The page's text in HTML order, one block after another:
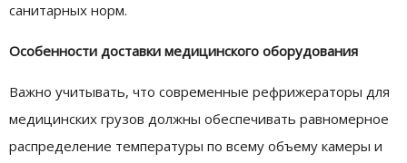
санитарных норм.
Особенности доставки медицинского оборудования
Важно учитывать, что современные рефрижераторы для
медицинских грузов должны обеспечивать равномерное
распределение температуры по всему объему камеры и